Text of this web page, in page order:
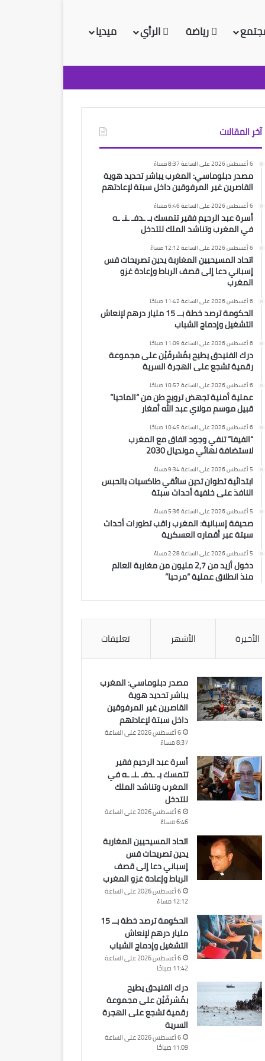
رياضة الرأي ميديا
آخر المقالات
6 أغسطس 2026 على الساعة 8:37 مساءً
مصدر دبلوماسي: المغرب يباشر تحديد هوية
القاصرين غير المرفوقين داخل سبتة لإعادتهم
6 أغسطس 2026 على الساعة 6:46 مساءً
أسرة عبد الرحيم فقير تتمسك بـ ـدفـ ـنـ ـه
في المغرب وتناشد الملك للتدخل
6 أغسطس 2026 على الساعة 12:12 مساءً
اتحاد المسيحيين المغاربة يدين تصريحات قس
إسباني دعا إلى قصف الرباط وإعادة غزو
المغرب
6 أغسطس 2026 على الساعة 11:42 صباحًا
الحكومة ترصد خطة بــ 15 مليار درهم لإنعاش
التشغيل وإدماج الشباب
6 أغسطس 2026 على الساعة 11:09 صباحًا
درك الفنيدق يطيح بمُشرفَيْن على مجموعة
رقمية تشجع على الهجرة السرية
6 أغسطس 2026 على الساعة 10:57 صباحًا
عملية أمنية تجهض ترويج طن من “الماحيا”
قبيل موسم مولاي عبد الله أمغار
6 أغسطس 2026 على الساعة 10:45 صباحًا
“الفيفا” تنفي وجود اتفاق مع المغرب
لاستضافة نهائي مونديال 2030
5 أغسطس 2026 على الساعة 9:34 مساءً
ابتدائية تطوان تدين سائقي طاكسيات بالحبس
النافذ على خلفية أحداث سبتة
5 أغسطس 2026 على الساعة 5:36 مساءً
صحيفة إسبانية: المغرب راقب تطورات أحداث
سبتة عبر أقماره العسكرية
5 أغسطس 2026 على الساعة 2:28 مساءً
دخول أزيد من 2,7 مليون من مغاربة العالم
منذ انطلاق عملية “مرحبا”
الأخيرة الأشهر تعليقات
مصدر دبلوماسي: المغرب
يباشر تحديد هوية
القاصرين غير المرفوقين
داخل سبتة لإعادتهم
6 أغسطس 2026 على الساعة
8:37 مساءً
أسرة عبد الرحيم فقير
تتمسك بـ ـدفـ ـنـ ـه في
المغرب وتناشد الملك
للتدخل
6 أغسطس 2026 على الساعة
6:46 مساءً
اتحاد المسيحيين المغاربة
يدين تصريحات قس
إسباني دعا إلى قصف
الرباط وإعادة غزو المغرب
6 أغسطس 2026 على الساعة
12:12 مساءً
الحكومة ترصد خطة بــ 15
مليار درهم لإنعاش
التشغيل وإدماج الشباب
6 أغسطس 2026 على الساعة
11:42 صباحًا
درك الفنيدق يطيح
بمُشرفَيْن على مجموعة
رقمية تشجع على الهجرة
السرية
6 أغسطس 2026 على الساعة
11:09 صباحًا